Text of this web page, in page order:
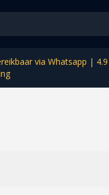
via Whatsapp | 4.9